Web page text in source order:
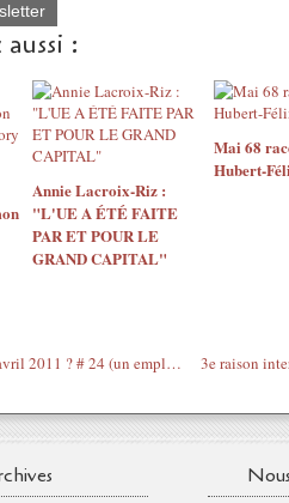
:
Annie Lacroix-Riz :
"L'UE A ÉTÉ FAITE
PAR ET POUR LE
GRAND CAPITAL"
Mai 68
Hubert-
Où étiez-vous le 11 avril 2011 ? # 24 (un employé de la Présidence répond)